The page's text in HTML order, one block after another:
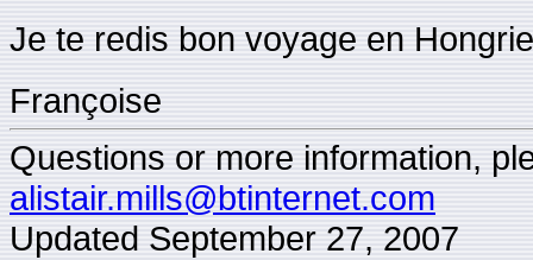
Je te redis bon voyage en
Françoise
Questions or more information,
alistair.mills@btinternet.com
Updated September 27, 2007